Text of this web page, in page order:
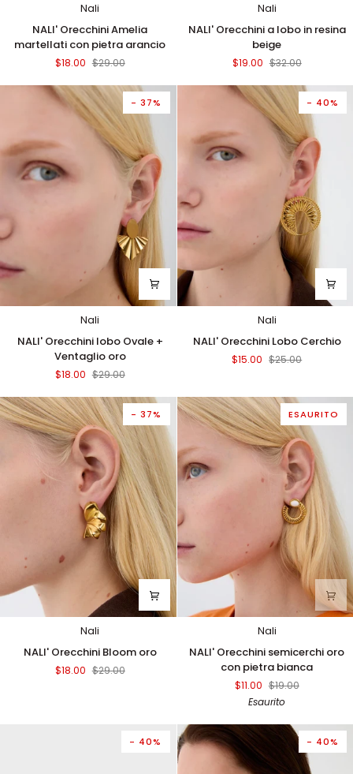
Nali
Orecchini
Amelia
con
NALI' Orecchini Amelia
martellati con pietra arancio
$18.00 $29.00
Nali
NALI'
Orecchini
in
NALI' Orecchini a lobo in resina
beige
$19.00 $32.00
- 37%
Nali
Orecchini
+
Ventaglio
oro
NALI' Orecchini lobo Ovale +
Ventaglio oro
$18.00 $29.00
- 40%
Nali
Orecchini
NALI' Orecchini Lobo Cerchio
$15.00 $25.00
- 37%
Nali
NALI'
Orecchini
NALI' Orecchini Bloom oro
$18.00 $29.00
ESAURITO
Nali
NALI'
Orecchini
semicerchi
bianca
NALI' Orecchini semicerchi oro
con pietra bianca
$11.00 $19.00
Esaurito
- 40% - 40%